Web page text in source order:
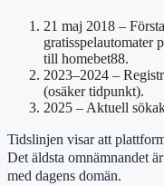
21 maj 2018 –
gratisspelautomater
till homebet88.
2023–2024 –
(osäker tidpunkt).
2025 – Aktuell
Tidslinjen visar att
Det äldsta omnämnandet
med dagens domän.